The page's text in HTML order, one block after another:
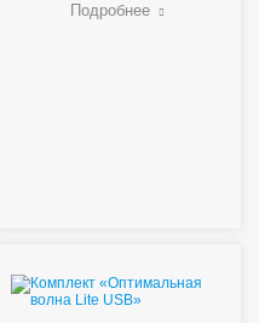
Подробнее